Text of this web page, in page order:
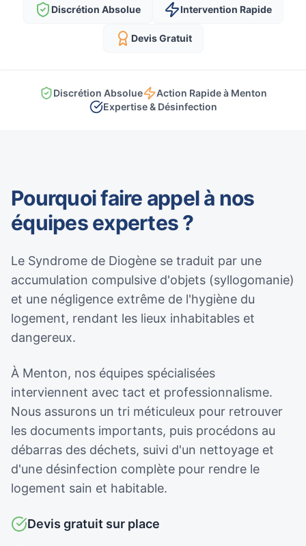
Discrétion Absolue Intervention Rapide
Devis Gratuit
Discrétion Absolue
Action Rapide à Menton
Expertise & Désinfection
Pourquoi faire appel à nos
équipes expertes ?
Le Syndrome de Diogène se traduit par une
accumulation compulsive d'objets (syllogomanie)
et une négligence extrême de l'hygiène du
logement, rendant les lieux inhabitables et
dangereux.
À Menton, nos équipes spécialisées
interviennent avec tact et professionnalisme.
Nous assurons un tri méticuleux pour retrouver
les documents importants, puis procédons au
débarras des déchets, suivi d'un nettoyage et
d'une désinfection complète pour rendre le
logement sain et habitable.
Devis gratuit sur place